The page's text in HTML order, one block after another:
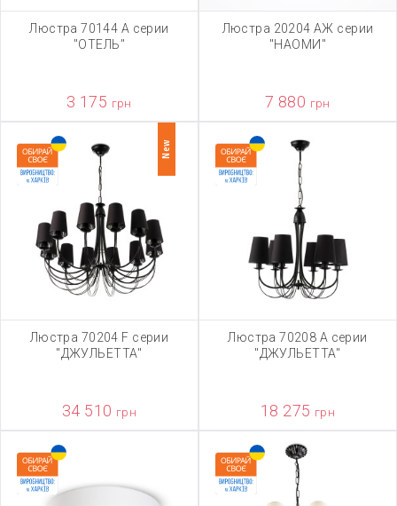
Люстра 70144 А серии
"ОТЕЛЬ"
3 175 грн
Люстра 20204 АЖ серии
"НАОМИ"
7 880 грн
New
Люстра 70204 F серии
"ДЖУЛЬЕТТА"
34 510 грн
Люстра 70208 А серии
"ДЖУЛЬЕТТА"
18 275 грн